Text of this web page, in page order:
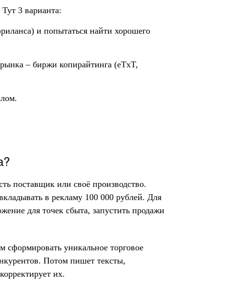
3 варианта:
и попытаться найти хорошего
– биржи копирайтинга (eTxT,
поставщик или своё производство.
в рекламу 100 000 рублей. Для
для точек сбыта, запустить продажи
сформировать уникальное торговое
Потом пишет тексты,
их.